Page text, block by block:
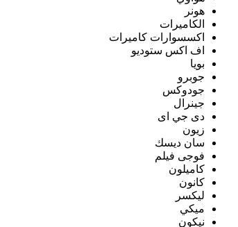
هونر
الكاميرات
اكسسوارات كاميرات
اف اكس ستوديو
بويا
جوبرو
جودوكس
جينرال
دى جي اى
زيون
سان ديسك
فوجى فيلم
كاميلون
كانون
ليكسر
ميكي
نيكون